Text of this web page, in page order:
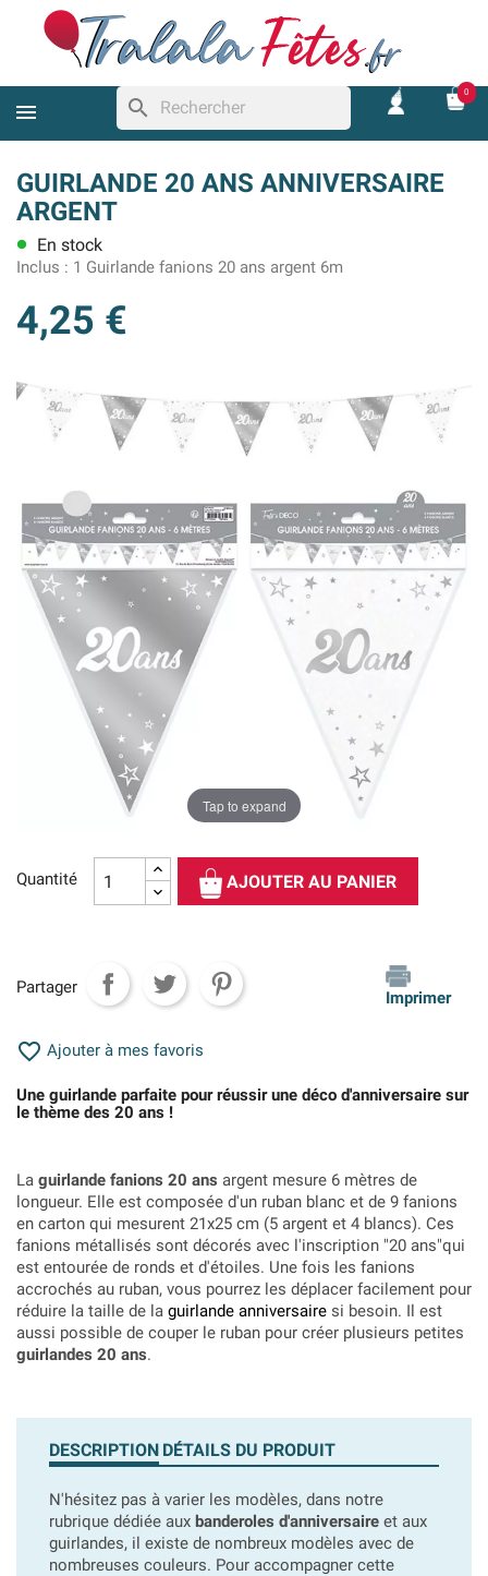
search
0
GUIRLANDE 20 ANS ANNIVERSAIRE
ARGENT
lens En stock
Inclus : 1 Guirlande fanions 20 ans argent 6m
4,25 €
Tap to expand
Quantité AJOUTER AU PANIER
Partager
Imprimer
 Ajouter à mes favoris
Une guirlande parfaite pour réussir une déco d'anniversaire sur
le thème des 20 ans !
La guirlande fanions 20 ans argent mesure 6 mètres de
longueur. Elle est composée d'un ruban blanc et de 9 fanions
en carton qui mesurent 21x25 cm (5 argent et 4 blancs). Ces
fanions métallisés sont décorés avec l'inscription "20 ans"qui
est entourée de ronds et d'étoiles. Une fois les fanions
accrochés au ruban, vous pourrez les déplacer facilement pour
réduire la taille de la guirlande anniversaire si besoin. Il est
aussi possible de couper le ruban pour créer plusieurs petites
guirlandes 20 ans.
DESCRIPTION DÉTAILS DU PRODUIT
N'hésitez pas à varier les modèles, dans notre
rubrique dédiée aux banderoles d'anniversaire et aux
guirlandes, il existe de nombreux modèles avec de
nombreuses couleurs. Pour accompagner cette